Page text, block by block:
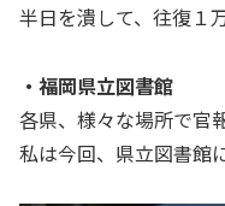
半日を潰して、往復１
・福岡県立図書館
各県、様々な場所で官
私は今回、県立図書館